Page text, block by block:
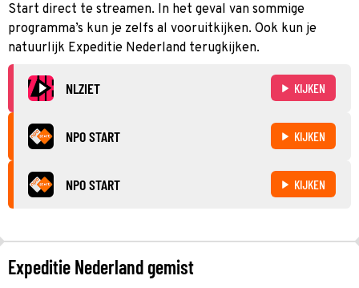
Start direct te streamen. In het geval van sommige
programma’s kun je zelfs al vooruitkijken. Ook kun je
natuurlijk Expeditie Nederland terugkijken.
NLZIET KIJKEN
NPO START KIJKEN
NPO START KIJKEN
Expeditie Nederland gemist